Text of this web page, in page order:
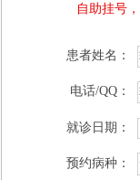
自助挂号
患者姓名：
电话/QQ：
就诊日期：
预约病种：